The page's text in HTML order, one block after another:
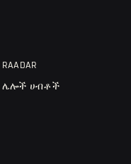
RAADAR
ሌሎች ሀብቶች